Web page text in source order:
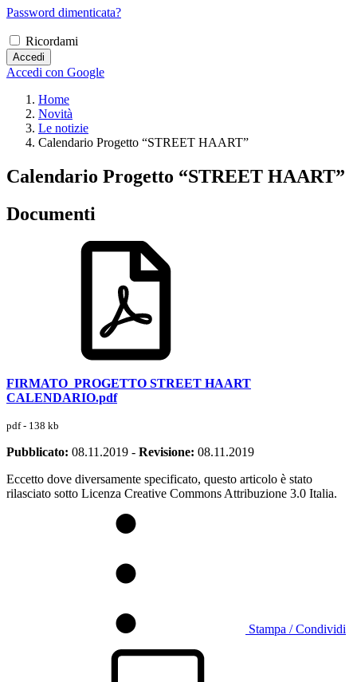
Password dimenticata?
Ricordami
Accedi
Accedi con Google
Home
Novità
Le notizie
Calendario Progetto “STREET HAART”
Calendario Progetto “STREET HAART”
Documenti
FIRMATO_PROGETTO STREET HAART
CALENDARIO.pdf
pdf - 138 kb
Pubblicato: 08.11.2019 - Revisione: 08.11.2019
Eccetto dove diversamente specificato, questo articolo è stato
rilasciato sotto Licenza Creative Commons Attribuzione 3.0 Italia.
Stampa / Condividi